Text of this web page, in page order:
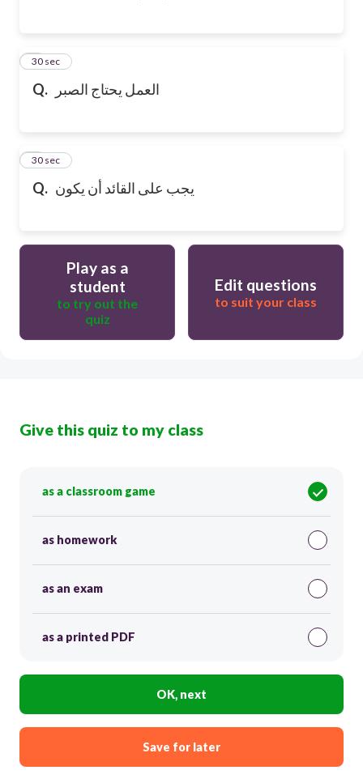
Q. العمل يحتاج الصبر
2
30 sec
Q. يجب على القائد أن يكون
3
30 sec
Play as a
student
to try out the
quiz
Edit questions
to suit your class
Give this quiz to my class
as a classroom game
as homework
as an exam
as a printed PDF
OK, next
Save for later